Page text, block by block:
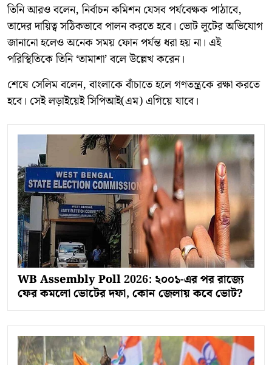
তিনি আরও বলেন, নির্বাচন কমিশন যেসব পর্যবেক্ষক পাঠাবে,
তাদের দায়িত্ব সঠিকভাবে পালন করতে হবে। ভোট লুটের অভিযোগ
জানানো হলেও অনেক সময় ফোন পর্যন্ত ধরা হয় না। এই
পরিস্থিতিকে তিনি ‘তামাশা’ বলে উল্লেখ করেন।
শেষে সেলিম বলেন, বাংলাকে বাঁচাতে হলে গণতন্ত্রকে রক্ষা করতে
হবে। সেই লড়াইয়েই সিপিআই(এম) এগিয়ে যাবে।
WB Assembly Poll 2026: ২০০১-এর পর রাজ্যে
ফের কমলো ভোটের দফা, কোন জেলায় কবে ভোট?